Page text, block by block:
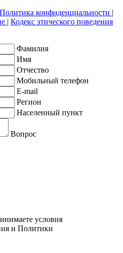
Политика конфиденциальности |
| Кодекс этического поведения
Фамилия
Имя
Отчество
Мобильный телефон
E-mail
Регион
Населенный пункт
Вопрос
условия
и Политики